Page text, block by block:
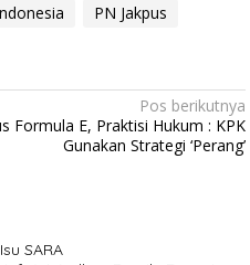
PN Jakpus
Pos berikutnya
Formula E, Praktisi Hukum : KPK
Gunakan Strategi ‘Perang’
SARA